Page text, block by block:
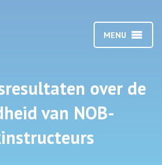
MENU
over de
van NOB-